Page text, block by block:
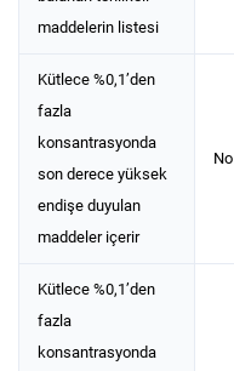
maddelerin listesi
Kütlece %0,1’den
fazla
konsantrasyonda
son derece yüksek
endişe duyulan
maddeler içerir
No
Kütlece %0,1’den
fazla
konsantrasyonda